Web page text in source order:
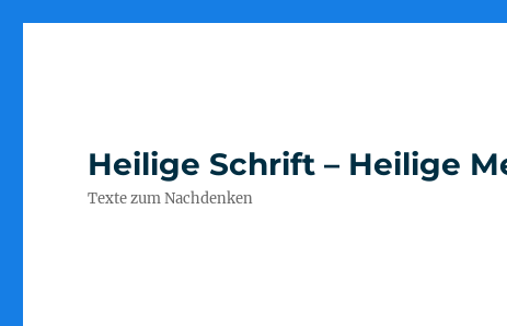
Heilige Schrift – Heilige
Texte zum Nachdenken